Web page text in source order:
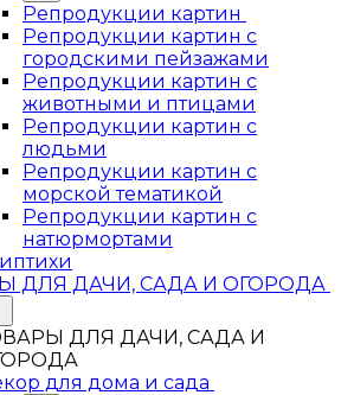
Репродукции картин
Репродукции картин с
городскими пейзажами
Репродукции картин с
животными и птицами
Репродукции картин с
людьми
Репродукции картин с
морской тематикой
Репродукции картин с
натюрмортами
ДЛЯ ДАЧИ, САДА И ОГОРОДА
ДЛЯ ДАЧИ, САДА И
для дома и сада